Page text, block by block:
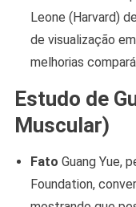
Leone (Harvard)
de visualização
melhorias
Estudo de
Muscular)
Fato Guang Yue,
Foundation,